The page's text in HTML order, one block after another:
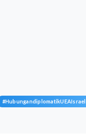
#HubungandiplomatikUEAIsrael